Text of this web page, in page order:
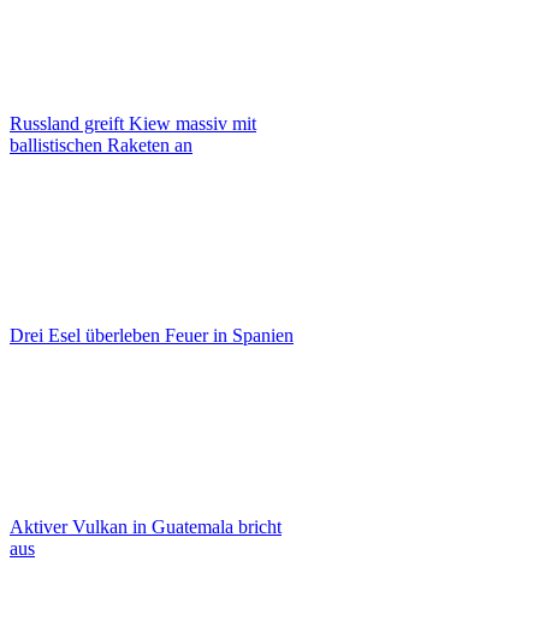
Russland greift Kiew massiv mit
ballistischen Raketen an
Drei Esel überleben Feuer in Spanien
Aktiver Vulkan in Guatemala bricht
aus